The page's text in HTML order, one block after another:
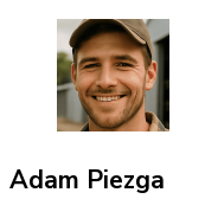
Adam Piezga